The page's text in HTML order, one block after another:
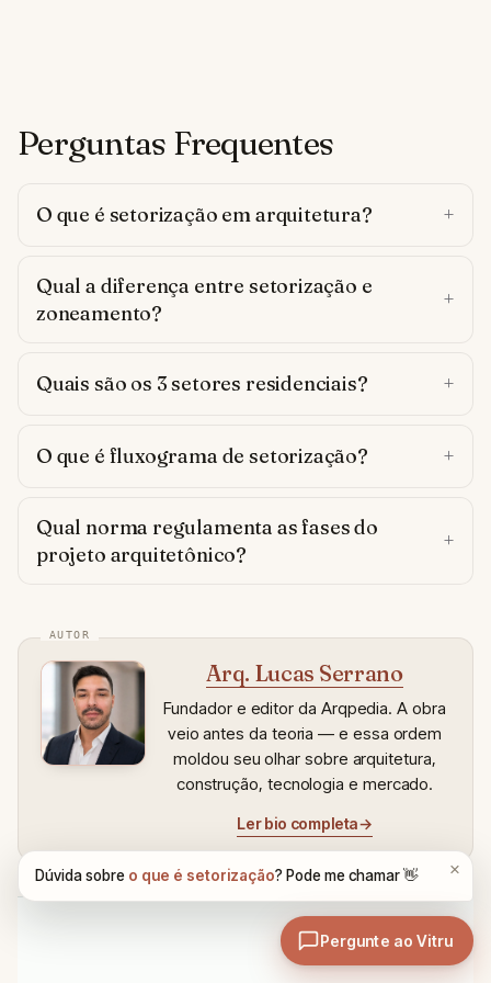
Perguntas Frequentes
O que é setorização em arquitetura?
Qual a diferença entre setorização e
zoneamento?
Quais são os 3 setores residenciais?
O que é fluxograma de setorização?
Qual norma regulamenta as fases do
projeto arquitetônico?
Arq. Lucas Serrano
Fundador e editor da Arqpedia. A obra
veio antes da teoria — e essa ordem
moldou seu olhar sobre arquitetura,
construção, tecnologia e mercado.
Ler bio completa→